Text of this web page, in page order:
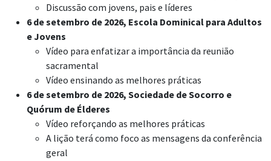
Discussão com jovens, pais e líderes
6 de setembro de 2026, Escola Dominical para Adultos
e Jovens
Vídeo para enfatizar a importância da reunião
sacramental
Vídeo ensinando as melhores práticas
6 de setembro de 2026, Sociedade de Socorro e
Quórum de Élderes
Vídeo reforçando as melhores práticas
A lição terá como foco as mensagens da conferência
geral